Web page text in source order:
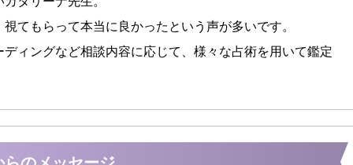
てもらって本当に良かったという声が多いです。
ィングなど相談内容に応じて、様々な占術を用いて鑑定